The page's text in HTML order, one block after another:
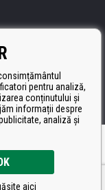
pentru analiză,
conținutului și
informații despre
analiză și
aici